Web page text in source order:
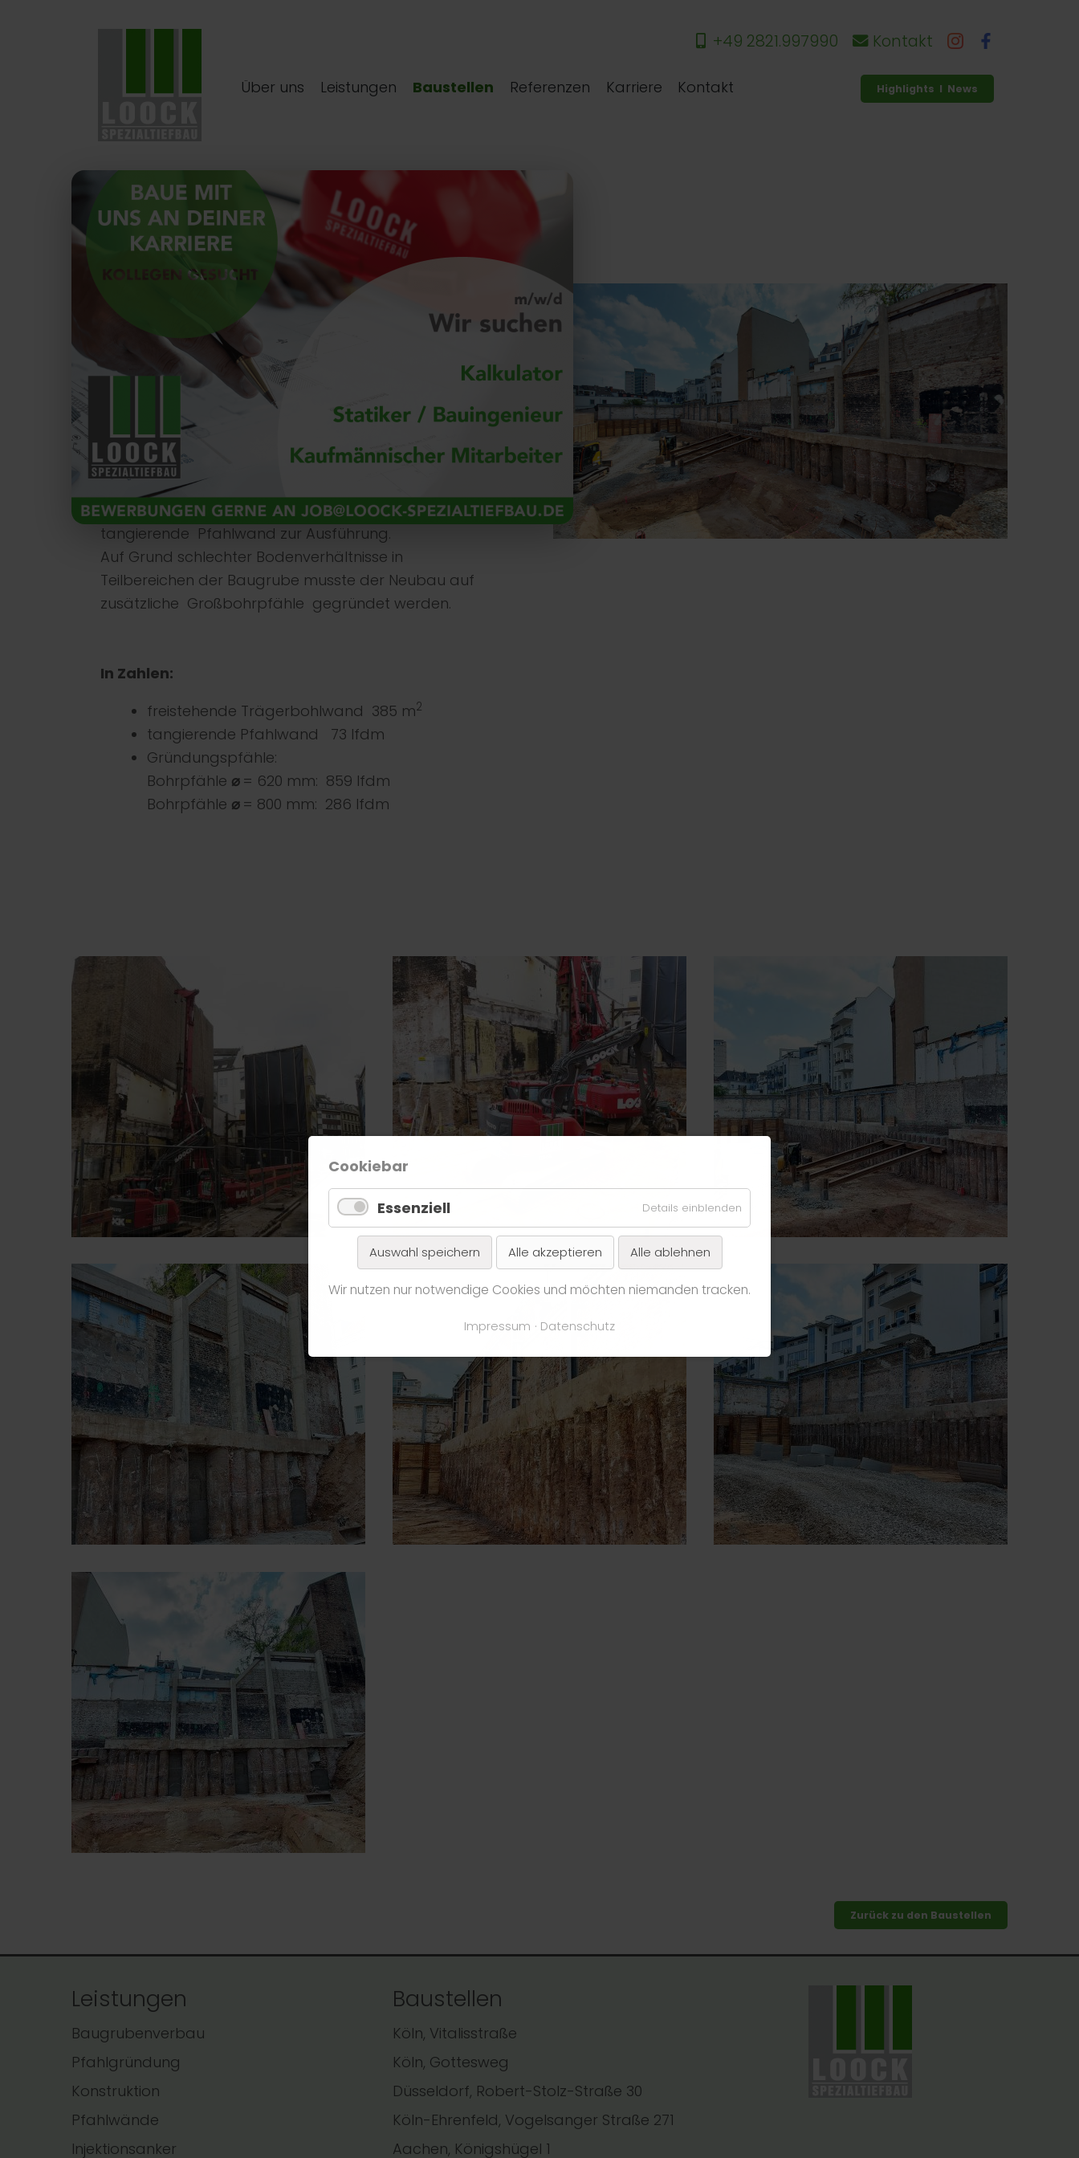
+49 2821.997990 Kontakt
Über uns Leistungen Baustellen Referenzen Karriere Kontakt Highlights I News
Köln, Huhnsgasse 45 bis 51
Für den Neubau von Mehrfamilienhäusern
erhielten
wir den Auftrag zur Erstellung einer
Baugrubensicherung bis max. 4,60 m Tiefe sowie einer
Pfahlgründung für den vorderen Neubaubereich.
Der Straßenzug sowie Teilflächen der
Nachbargrundstücke wurde über eine freistehende
Trägerbohlwand mit Holzausfachung abgefangen.
Bei der Sicherung der Nachbarbestandsgebäude
sowie der recht hohen Grenzwände kam eine
tangierende Pfahlwand zur Ausführung.
Auf Grund schlechter Bodenverhältnisse in
Teilbereichen der Baugrube musste der Neubau auf
zusätzliche Großbohrpfähle gegründet werden.
In Zahlen:
freistehende Trägerbohlwand 385 m2
tangierende Pfahlwand 73 lfdm
Gründungspfähle:
Bohrpfähle ⌀ = 620 mm: 859 lfdm
Bohrpfähle ⌀ = 800 mm: 286 lfdm
Zurück zu den Baustellen
Leistungen
Baugrubenverbau
Pfahlgründung
Konstruktion
Pfahlwände
Injektionsanker
Baustellen
Köln, Vitalisstraße
Köln, Gottesweg
Düsseldorf, Robert-Stolz-Straße 30
Köln-Ehrenfeld, Vogelsanger Straße 271
Aachen, Königshügel 1
Cookiebar
Essenziell Details einblenden
Auswahl speichern Alle akzeptieren Alle ablehnen
Wir nutzen nur notwendige Cookies und möchten niemanden tracken.
Impressum Datenschutz